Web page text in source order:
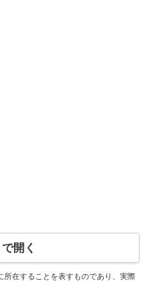
開く
在することを表すものであり、実際